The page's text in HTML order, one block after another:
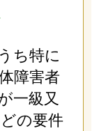
ち特に
障害者
一級又
の要件